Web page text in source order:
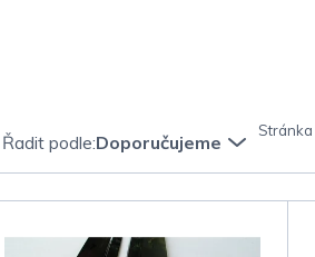
Stránka
Řadit podle:Doporučujeme